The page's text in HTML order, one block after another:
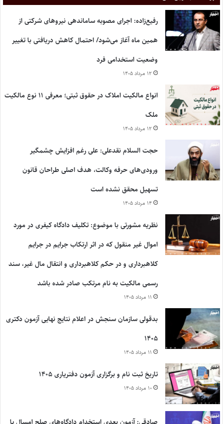
رفیع‌زاده: اجرای مصوبه ساماندهی نیروهای شرکتی از
همین ماه آغاز می‌شود/ احتمال کاهش دریافتی با تغییر
وضعیت استخدامی فرد
۱۲ مرداد ۱۴۰۵
انواع مالکیت املاک در حقوق ثبتی؛ معرفی ۱۱ نوع مالکیت
ملک
۱۲ مرداد ۱۴۰۵
حجت السلام نقدعلی: علی رغم افزایش چشمگیر
ورودی‌های حرفه وکالت، هدف اصلی طراحان قانون
تسهیل محقق نشده است
۱۴ مرداد ۱۴۰۵
نظریه مشورتی با موضوع: تکلیف دادگاه کیفری در مورد
اموال غیر منقول که در اثر ارتکاب جرایم در جرایم
کلاهبرداری و در حکم کلاهبرداری و انتقال مال غیر، سند
رسمی مالکیت به نام مرتکب صادر شده باشد
۱۱ مرداد ۱۴۰۵
بدقولی سازمان سنجش در اعلام نتایج نهایی آزمون دکتری
۱۴۰۵
۱۱ مرداد ۱۴۰۵
تاریخ ثبت نام و برگزاری آزمون دفتریاری ۱۴۰۵
۱۰ مرداد ۱۴۰۵